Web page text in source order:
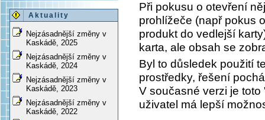
Aktuality
Nejzásadnější změny v
Kaskádě, 2025
Nejzásadnější změny v
Kaskádě, 2024
Nejzásadnější změny v
Kaskádě, 2023
Nejzásadnější změny v
Kaskádě, 2022
Při pokusu o otevření
prohlížeče (např pokus
produkt do vedlejší
karta, ale obsah se
Byl to důsledek použití
prostředky, řešení
V současné verzi je
uživatel má lepší